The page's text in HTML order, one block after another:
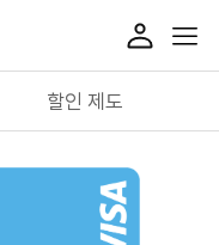
할인 제도